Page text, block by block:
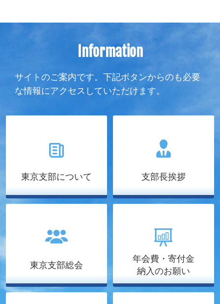
Information
サイトのご案内です。下記ボタンからのも必要
な情報にアクセスしていただけます。
東京支部について 支部長挨拶
東京支部総会
年会費・寄付金
納入のお願い